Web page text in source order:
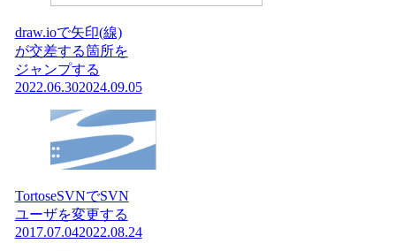
draw.ioで矢印(線)
が交差する箇所を
ジャンプする
2022.06.302024.09.05
TortoseSVNでSVN
ユーザを変更する
2017.07.042022.08.24